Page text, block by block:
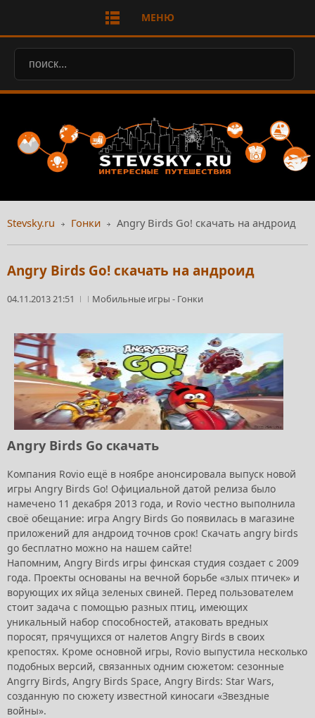
МЕНЮ
Stevsky.ru Гонки Angry Birds Go! скачать на андроид
Angry Birds Go! скачать на андроид
04.11.2013 21:51 Мобильные игры - Гонки
Angry Birds Go скачать
Компания Rovio ещё в ноябре анонсировала выпуск новой
игры Angry Birds Go! Официальной датой релиза было
намечено 11 декабря 2013 года, и Rovio честно выполнила
своё обещание: игра Angry Birds Go появилась в магазине
приложений для андроид точнов срок! Скачать angry birds
go бесплатно можно на нашем сайте!
Напомним, Angry Birds игры финская студия создает с 2009
года. Проекты основаны на вечной борьбе «злых птичек» и
ворующих их яйца зеленых свиней. Перед пользователем
стоит задача с помощью разных птиц, имеющих
уникальный набор способностей, атаковать вредных
поросят, прячущихся от налетов Angry Birds в своих
крепостях. Кроме основной игры, Rovio выпустила несколько
подобных версий, связанных одним сюжетом: сезонные
Angrry Birds, Angry Birds Space, Angry Birds: Star Wars,
созданную по сюжету известной киносаги «Звездные
войны».